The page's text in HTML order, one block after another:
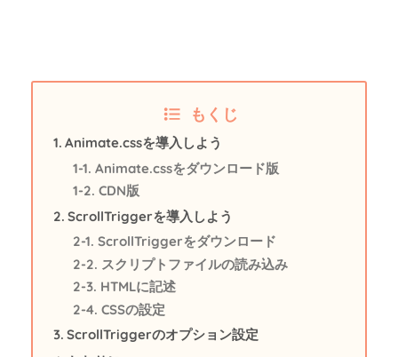
もくじ
Animate.cssを導入しよう
Animate.cssをダウンロード版
CDN版
ScrollTriggerを導入しよう
ScrollTriggerをダウンロード
スクリプトファイルの読み込み
HTMLに記述
CSSの設定
ScrollTriggerのオプション設定